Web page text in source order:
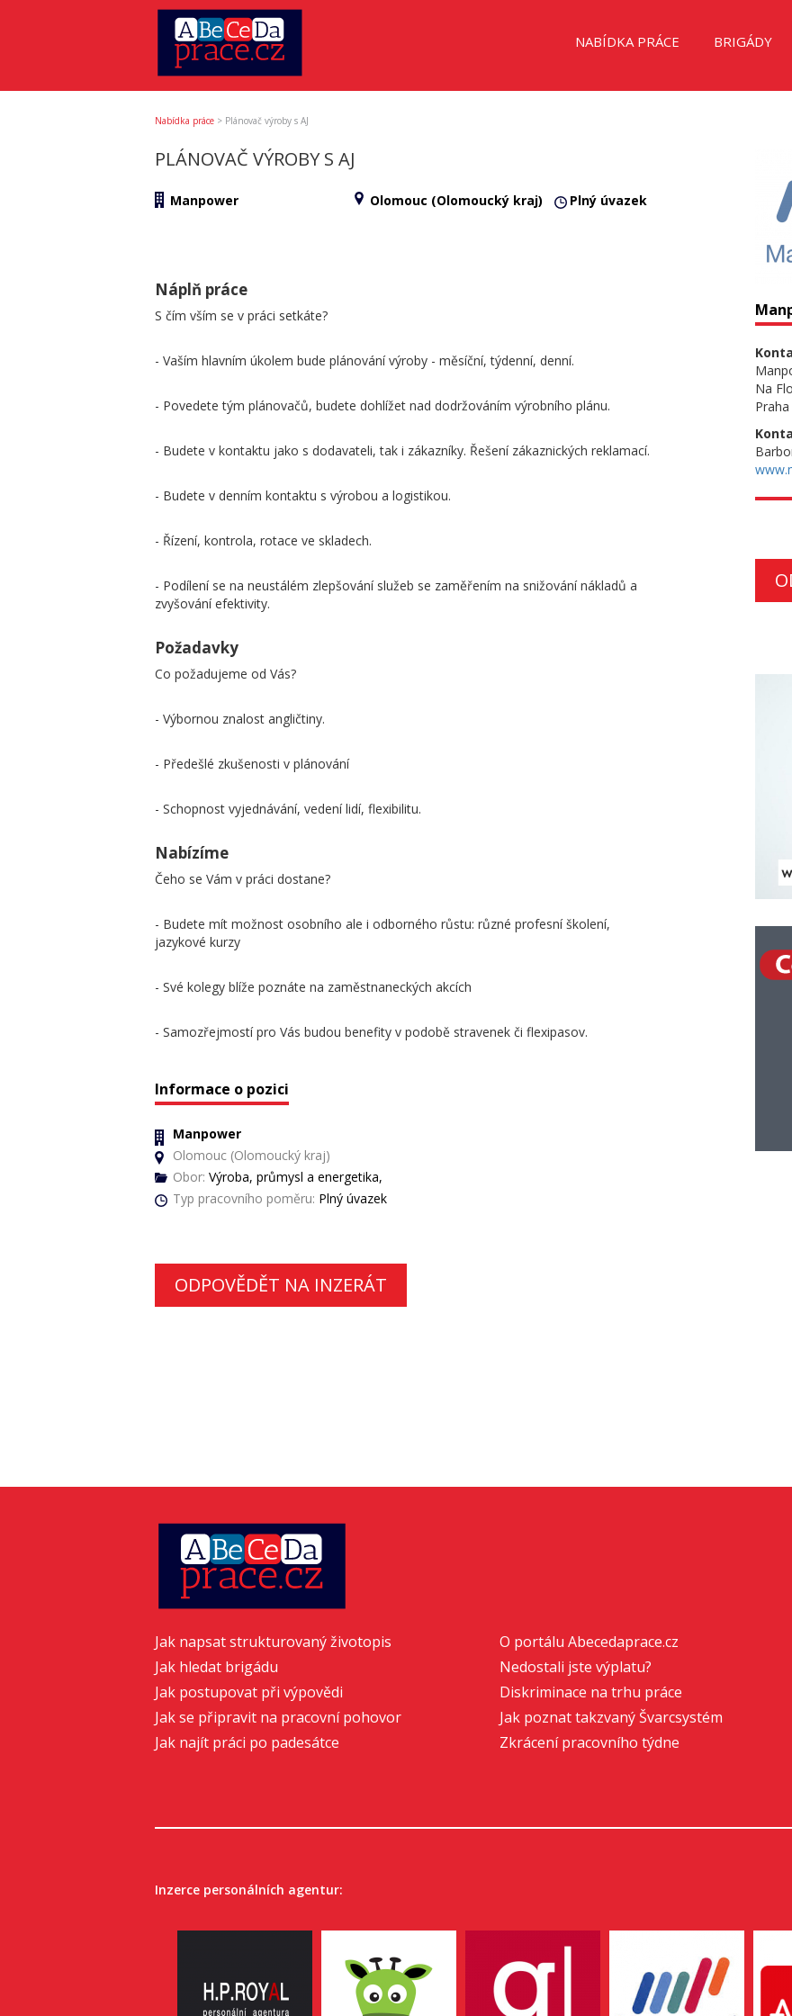
NABÍDKA PRÁCE BRIGÁDY
Nabídka práce > Plánovač výroby s AJ
PLÁNOVAČ VÝROBY S AJ
Manpower Olomouc (Olomoucký kraj) Plný úvazek
Náplň práce
S čím vším se v práci setkáte?
- Vaším hlavním úkolem bude plánování výroby - měsíční, týdenní, denní.
- Povedete tým plánovačů, budete dohlížet nad dodržováním výrobního plánu.
- Budete v kontaktu jako s dodavateli, tak i zákazníky. Řešení zákaznických reklamací.
- Budete v denním kontaktu s výrobou a logistikou.
- Řízení, kontrola, rotace ve skladech.
- Podílení se na neustálém zlepšování služeb se zaměřením na snižování nákladů a
zvyšování efektivity.
Požadavky
Co požadujeme od Vás?
- Výbornou znalost angličtiny.
- Předešlé zkušenosti v plánování
- Schopnost vyjednávání, vedení lidí, flexibilitu.
Nabízíme
Čeho se Vám v práci dostane?
- Budete mít možnost osobního ale i odborného růstu: různé profesní školení,
jazykové kurzy
- Své kolegy blíže poznáte na zaměstnaneckých akcích
- Samozřejmostí pro Vás budou benefity v podobě stravenek či flexipasov.
Informace o pozici
Manpower
Olomouc (Olomoucký kraj)
Obor: Výroba, průmysl a energetika,
Typ pracovního poměru: Plný úvazek
ODPOVĚDĚT NA INZERÁT
Na
Jak napsat strukturovaný životopis
Jak hledat brigádu
Jak postupovat při výpovědi
Jak se připravit na pracovní pohovor
Jak najít práci po padesátce
O portálu Abecedaprace.cz
Nedostali jste výplatu?
Diskriminace na trhu práce
Jak poznat takzvaný Švarcsystém
Zkrácení pracovního týdne
Inzerce personálních agentur: